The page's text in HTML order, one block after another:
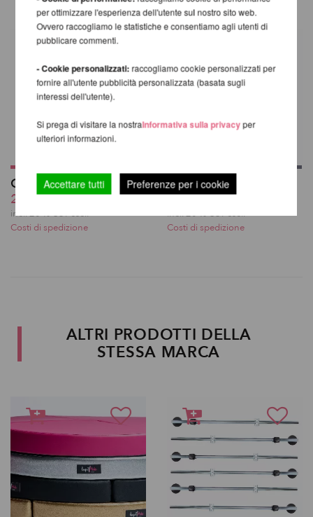
Girlie Grip 60ml
20,17 EUR
incl. 20 % UST escl.
Costi di spedizione
Better Grip 59ml
da 19,06 EUR
incl. 20 % UST escl.
Costi di spedizione
ALTRI PRODOTTI DELLA
STESSA MARCA
per ottimizzare l'esperienza dell'utente sul nostro sito web.
Ovvero raccogliamo le statistiche e consentiamo agli utenti di
pubblicare commenti.
- Cookie personalizzati: raccogliamo cookie personalizzati per
fornire all'utente pubblicità personalizzata (basata sugli
interessi dell'utente).
Si prega di visitare la nostraInformativa sulla privacyper
ulteriori informazioni.
Accettare tutti Preferenze per i cookie